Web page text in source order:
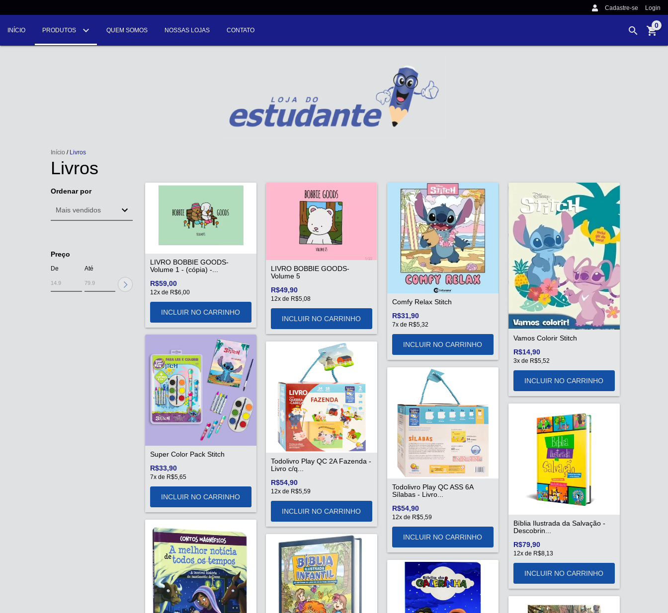
Cadastre-se Login
INÍCIO PRODUTOS QUEM SOMOS NOSSAS LOJAS CONTATO
0
Início / Livros
Livros
Ordenar por
Preço
De Até
LIVRO BOBBIE GOODS-
Volume 1 - (cópia) -...
R$59,00
12x de R$6,00
LIVRO BOBBIE GOODS-
Volume 5
R$49,90
12x de R$5,08
Comfy Relax Stitch
R$31,90
7x de R$5,32
Vamos Colorir Stitch
R$14,90
3x de R$5,52
Super Color Pack Stitch
R$33,90
7x de R$5,65
Todolivro Play QC 2A Fazenda -
Livro c/q...
R$54,90
12x de R$5,59
Todolivro Play QC ASS 6A
Sílabas - Livro...
R$54,90
12x de R$5,59
Bíblia Ilustrada da Salvação -
Descobrin...
R$79,90
12x de R$8,13